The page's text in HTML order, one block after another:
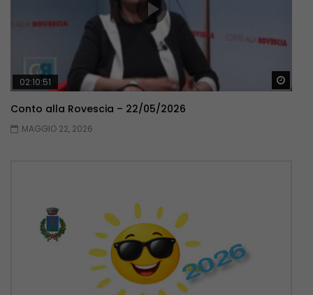
02:10:51
Conto alla Rovescia – 22/05/2026
MAGGIO 22, 2026